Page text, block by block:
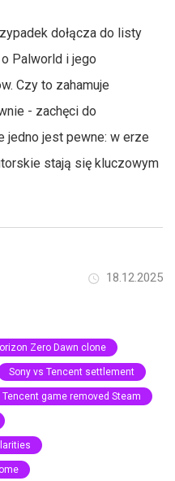
dołącza do listy
Palworld i jego
Czy to zahamuje
- zachęci do
jedno jest pewne: w erze
stają się kluczowym
18.12.2025
Zero Dawn clone
Sony vs Tencent settlement
Tencent game removed Steam